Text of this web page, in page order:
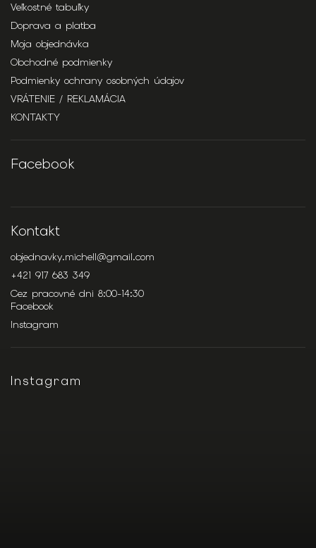
Veľkostné tabuľky
Doprava a platba
Moja objednávka
Obchodné podmienky
Podmienky ochrany osobných údajov
VRÁTENIE / REKLAMÁCIA
KONTAKTY
Facebook
Kontakt
objednavky.michell@gmail.com
+421 917 683 349
Cez pracovné dni 8:00-14:30
Facebook
Instagram
Instagram